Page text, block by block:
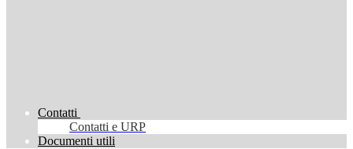
Contatti
Contatti e URP
Documenti utili